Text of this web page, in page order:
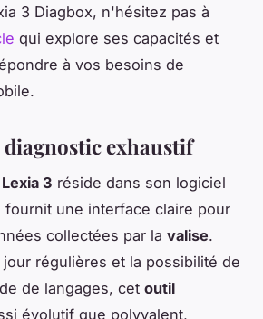
3 Diagbox, n'hésitez pas à
qui explore ses capacités et
à vos besoins de
exhaustif
Lexia 3 réside dans son logiciel
fournit une interface claire pour
collectées par la valise.
régulières et la possibilité de
de langages, cet outil
évolutif que polyvalent,